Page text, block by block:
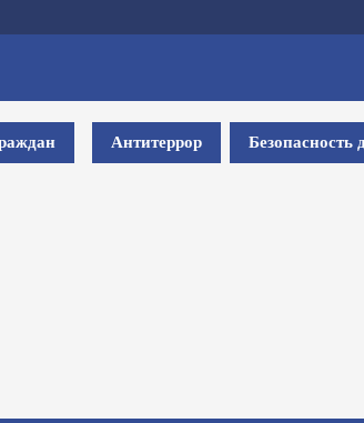
Антитеррор Безопасность